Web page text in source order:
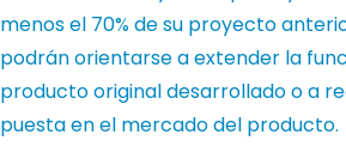
menos el 70% de su proyecto
podrán orientarse a extender la
producto original desarrollado o a
puesta en el mercado del producto.